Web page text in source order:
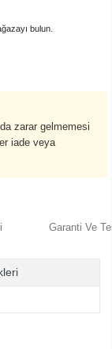
bulun.
zarar gelmemesi
iade veya
Garanti Ve